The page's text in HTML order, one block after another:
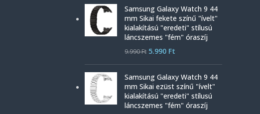
Samsung Galaxy Watch 9 44
mm Sikai fekete színű "ívelt"
kialakítású "eredeti" stílusú
láncszemes "fém" óraszíj
9.990Ft 5.990 Ft
Samsung Galaxy Watch 9 44
mm Sikai ezüst színű "ívelt"
kialakítású "eredeti" stílusú
láncszemes "fém" óraszíj